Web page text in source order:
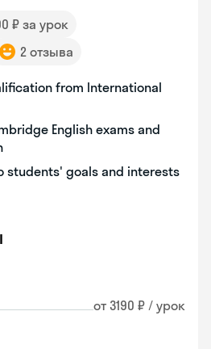
₽ за урок
2 отзыва
from International
English exams and
students' goals and interests
от 3190 ₽ / урок